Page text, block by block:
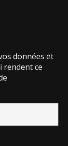
données et
rendent ce